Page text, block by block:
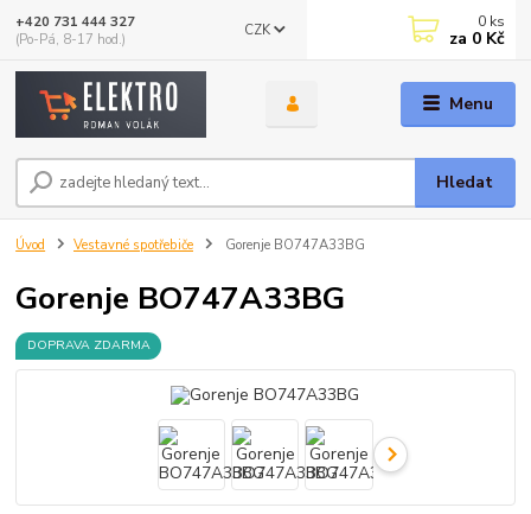
Menu
CZK
Hledat
+420 731 444 327
(Po-Pá, 8-17 hod.)
0 ks
za 0 Kč
Úvod Vestavné spotřebiče Gorenje BO747A33BG
Gorenje BO747A33BG
DOPRAVA ZDARMA